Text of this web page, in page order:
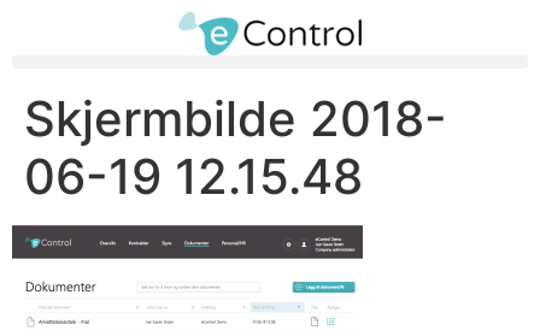
Skjermbilde 2018-
06-19 12.15.48